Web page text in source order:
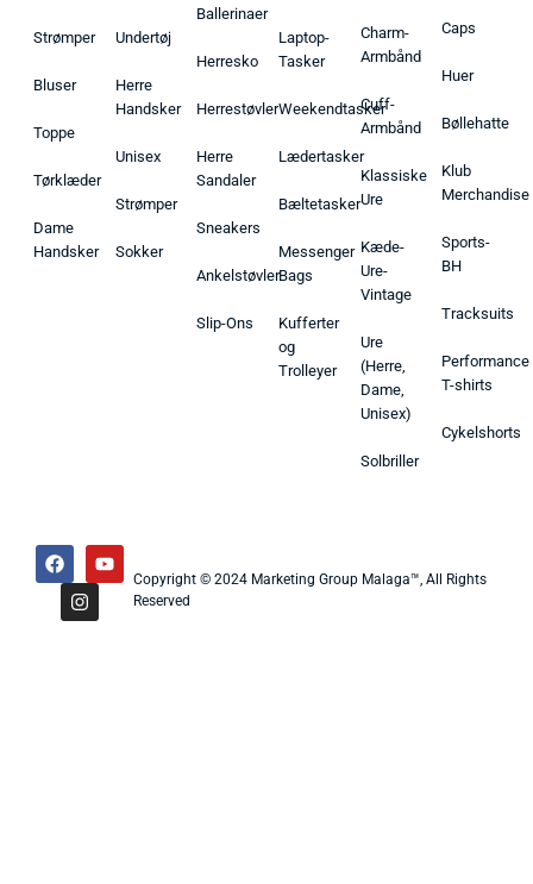
Strømper
Bluser
Toppe
Tørklæder
Dame
Handsker
Undertøj
Herre
Handsker
Unisex
Strømper
Sokker
Ballerinaer
Herresko
Herrestøvler
Herre
Sandaler
Sneakers
Ankelstøvler
Slip-Ons
Laptop-
Tasker
Weekendtasker
Lædertasker
Bæltetasker
Messenger
Bags
Kufferter
og
Trolleyer
Charm-
Armbånd
Cuff-
Armbånd
Klassiske
Ure
Kæde-
Ure-
Vintage
Ure
(Herre,
Dame,
Unisex)
Solbriller
Caps
Huer
Bøllehatte
Klub
Merchandise
Sports-
BH
Tracksuits
Performance
T-shirts
Cykelshorts
Copyright © 2024 Marketing Group Malaga™, All Rights
Reserved